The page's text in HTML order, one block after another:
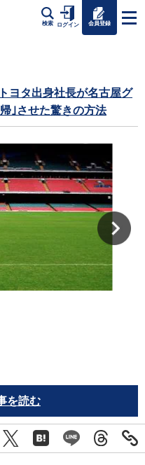
検索 ログイン 会員登録
ヨタ出身社長が名古屋グ
｣させた驚きの方法
を読む